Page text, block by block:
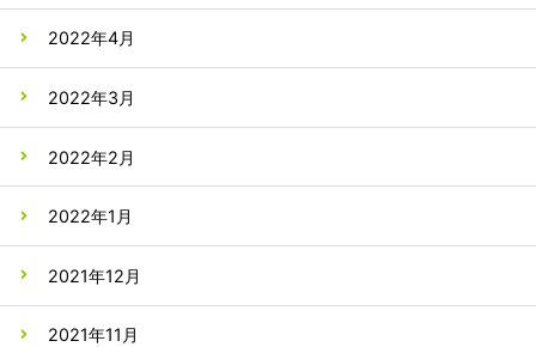
2022年4月
2022年3月
2022年2月
2022年1月
2021年12月
2021年11月